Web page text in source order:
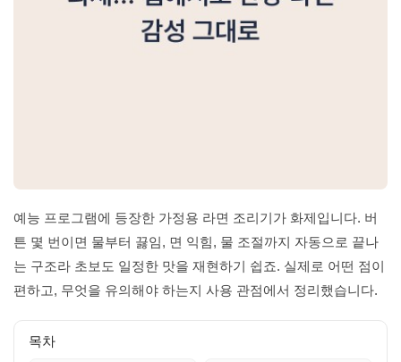
예능 프로그램에 등장한 가정용 라면 조리기가 화제입니다. 버
튼 몇 번이면 물부터 끓임, 면 익힘, 물 조절까지 자동으로 끝나
는 구조라 초보도 일정한 맛을 재현하기 쉽죠. 실제로 어떤 점이
편하고, 무엇을 유의해야 하는지 사용 관점에서 정리했습니다.
목차